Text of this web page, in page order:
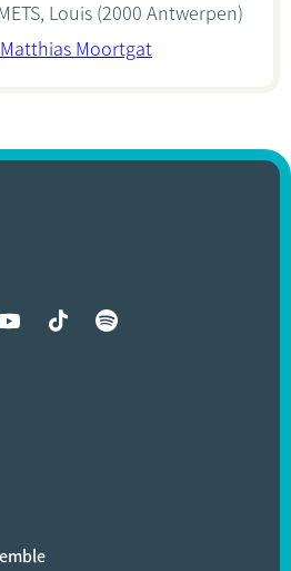
Louis (2000 Antwerpen)
Matthias Moortgat
les réseaux